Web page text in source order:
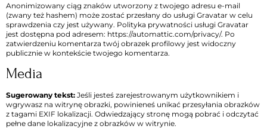
Anonimizowany ciąg znaków utworzony z twojego adresu e-mail
(zwany też hashem) może zostać przesłany do usługi Gravatar w celu
sprawdzenia czy jest używany. Polityka prywatności usługi Gravatar
jest dostępna pod adresem: https://automattic.com/privacy/. Po
zatwierdzeniu komentarza twój obrazek profilowy jest widoczny
publicznie w kontekście twojego komentarza.
Media
Sugerowany tekst: Jeśli jesteś zarejestrowanym użytkownikiem i
wgrywasz na witrynę obrazki, powinieneś unikać przesyłania obrazków
z tagami EXIF lokalizacji. Odwiedzający stronę mogą pobrać i odczytać
pełne dane lokalizacyjne z obrazków w witrynie.